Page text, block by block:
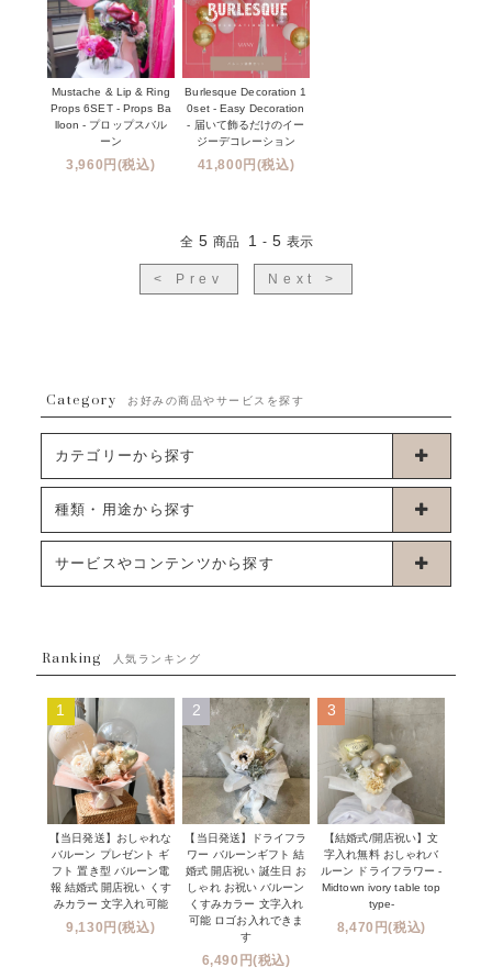
Mustache & Lip & Ring
Props 6SET - Props Ba
lloon - プロップスバル
ーン
3,960円(税込)
Burlesque Decoration 1
0set - Easy Decoration
- 届いて飾るだけのイー
ジーデコレーション
41,800円(税込)
全 5 商品 1 - 5 表示
< Prev Next >
Category お好みの商品やサービスを探す
カテゴリーから探す
卓上タイプバルーン
ブーケタイプバルーン
ムーンリットバルーン
コンフェッティバルーン
フリンジバルーン
デコレーションセット
プロップスバルーン
オプション
成人式・卒業式・入学式バルーンブーケ
種類・用途から探す
お誕生日
開店・周年祝い
発表会・劇場
その他お祝い
クリスマス
新商品
サービスやコンテンツから探す
発送について
Q&A
メッセージカード・電報について
オーダーメイドについて
セミオーダーについて
フリンジバルーンについて
コンフェッティバルーンについて
Ranking 人気ランキング
1
【当日発送】おしゃれな
バルーン プレゼント ギ
フト 置き型 バルーン電
報 結婚式 開店祝い くす
みカラー 文字入れ可能
9,130円(税込)
2
【当日発送】ドライフラ
ワー バルーンギフト 結
婚式 開店祝い 誕生日 お
しゃれ お祝い バルーン
くすみカラー 文字入れ
可能 ロゴお入れできま
す
6,490円(税込)
3
【結婚式/開店祝い】文
字入れ無料 おしゃれバ
ルーン ドライフラワー -
Midtown ivory table top
type-
8,470円(税込)